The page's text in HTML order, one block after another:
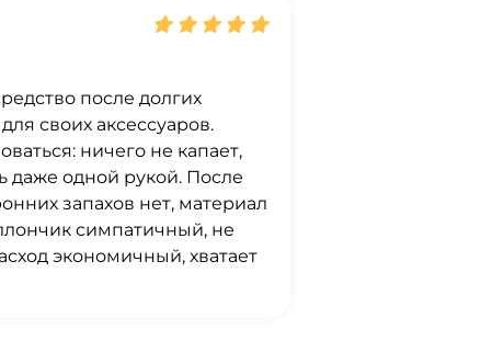
после долгих
своих аксессуаров.
ничего не капает,
даже одной рукой. После
запахов нет, материал
симпатичный, не
экономичный, хватает